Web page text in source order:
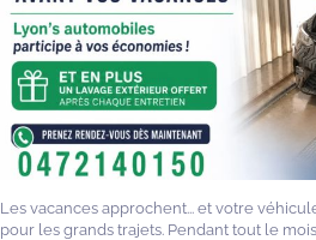
Les vacances approchent... et votre
pour les grands trajets. Pendant tout le